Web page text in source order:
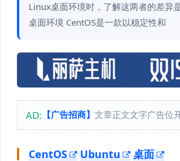
Linux桌面环境时，了解这两者的差异
桌面环境 CentOS是一款以稳定性和
AD: 【广告招商】 文章正文文字广告位
CentOS Ubuntu 桌面